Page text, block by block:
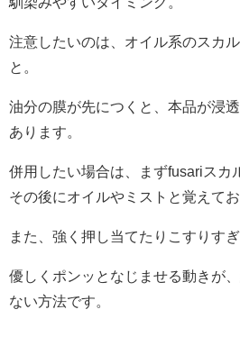
注意したいのは、オイル系のスカ
と。
油分の膜が先につくと、本品が浸
あります。
併用したい場合は、まずfusariスカ
その後にオイルやミストと覚えて
また、強く押し当てたりこすりすぎ
優しくポンッとなじませる動きが
ない方法です。